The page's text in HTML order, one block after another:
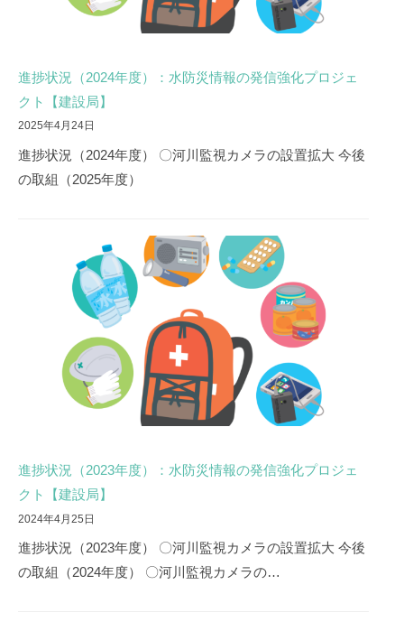
進捗状況（2024年度）：水防災情報の発信強化プロジェ
クト【建設局】
2025年4月24日
進捗状況（2024年度） 〇河川監視カメラの設置拡大 今後
の取組（2025年度）
進捗状況（2023年度）：水防災情報の発信強化プロジェ
クト【建設局】
2024年4月25日
進捗状況（2023年度） 〇河川監視カメラの設置拡大 今後
の取組（2024年度） 〇河川監視カメラの…